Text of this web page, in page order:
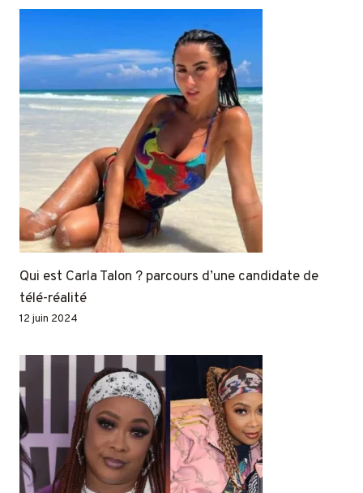
Qui est Carla Talon ? parcours d’une candidate de
télé-réalité
12 juin 2024